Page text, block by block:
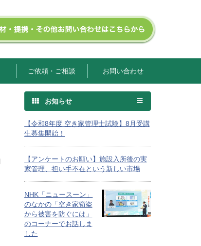
ご依頼・ご相談 お問い合わせ
お知らせ
【令和8年度 空き家管理士試験】8月受講
生募集開始！
【アンケートのお願い】施設入所後の実
家管理、担い手不在という新しい市場
NHK「ニュースーン」
のなかの「空き家窃盗
から被害を防ぐには」
のコーナーでお話しま
した